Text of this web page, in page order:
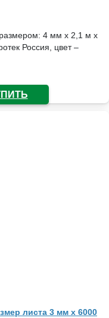
размером: 4 мм х 2,1 м х
Россия, цвет –
листа 3 мм x 6000